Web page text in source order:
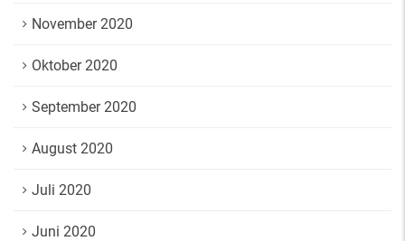
November 2020
Oktober 2020
September 2020
August 2020
Juli 2020
Juni 2020